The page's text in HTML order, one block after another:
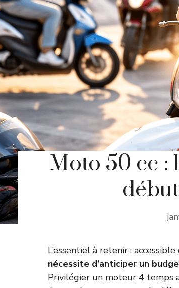
Moto 50 cc :
L’essentiel à retenir :
nécessite d’anticiper un
Privilégier un moteur 4 temps